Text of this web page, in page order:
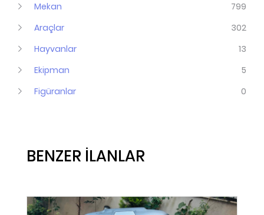
Mekan
799
Araçlar
302
Hayvanlar
13
Ekipman
5
Figüranlar
0
BENZER İLANLAR